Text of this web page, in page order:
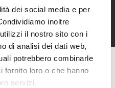
dei social media e per
inoltre
il nostro sito con i
di analisi dei dati web,
potrebbero combinarle
fornito loro o che hanno
servizi.
RACCOLTA VETRO